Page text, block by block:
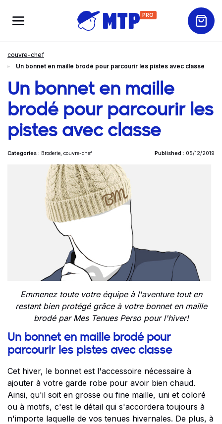
PRO
couvre-chef
Un bonnet en maille brodé pour parcourir les pistes avec classe
Un bonnet en maille
brodé pour parcourir les
pistes avec classe
Categories : Broderie couvre-chef Published : 05/12/2019
Emmenez toute votre équipe à l'aventure tout en
restant bien protégé grâce à votre bonnet en maille
brodé par Mes Tenues Perso pour l'hiver!
Un bonnet en maille brodé pour
parcourir les pistes avec classe
Cet hiver, le bonnet est l'accessoire nécessaire à
ajouter à votre garde robe pour avoir bien chaud.
Ainsi, qu'il soit en grosse ou fine maille, uni et coloré
ou à motifs, c'est le détail qui s'accordera toujours à
n'importe laquelle de vos tenues hivernales. De plus, à